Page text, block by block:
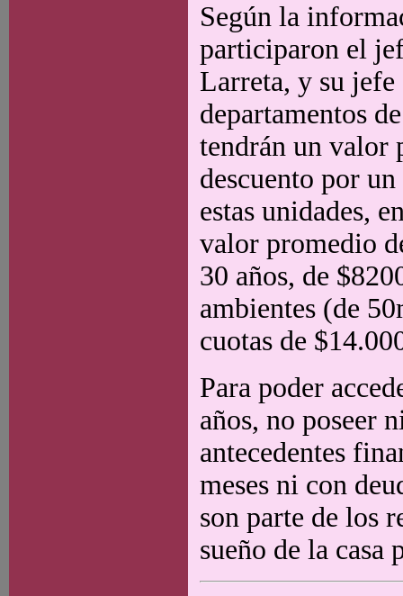
Según la
participaron el
Larreta, y su
departamentos
tendrán un valor
descuento por
estas unidades,
valor promedio
30 años, de
ambientes (de
cuotas de
Para poder
años, no poseer
antecedentes
meses ni con
son parte de los
sueño de la casa